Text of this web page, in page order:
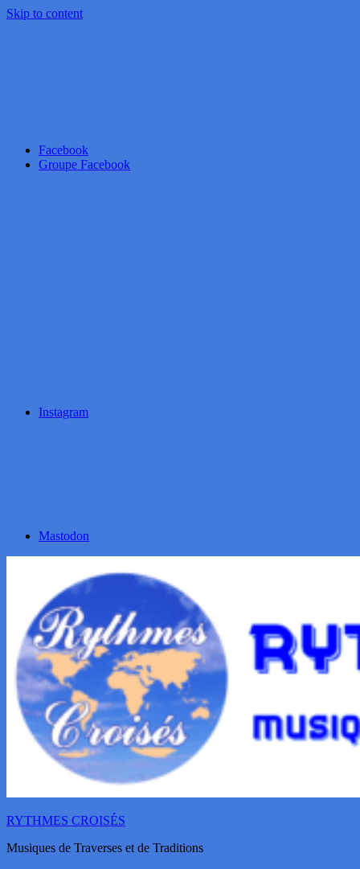
Skip to content
Facebook
Groupe Facebook
Instagram
Mastodon
RYTHMES CROISÉS
Musiques de Traverses et de Traditions